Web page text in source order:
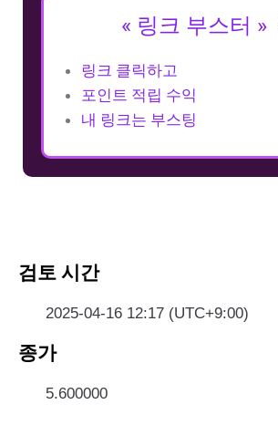
« 링크 부스터 »
링크 클릭하고
포인트 적립 수익
내 링크는 부스팅
검토 시간
2025-04-16 12:17 (UTC+9:00)
종가
5.600000